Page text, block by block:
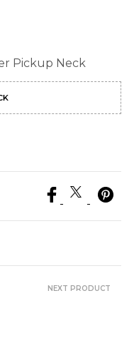
Pickup Neck
NEXT PRODUCT